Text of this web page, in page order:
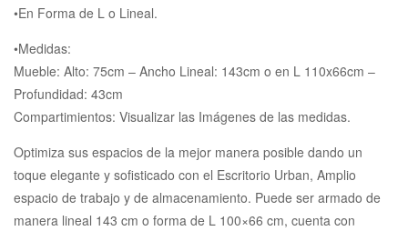
•En Forma de L o Lineal.
•Medidas:
Mueble: Alto: 75cm – Ancho Lineal: 143cm o en L 110x66cm –
Profundidad: 43cm
Compartimientos: Visualizar las Imágenes de las medidas.
Optimiza sus espacios de la mejor manera posible dando un
toque elegante y sofisticado con el Escritorio Urban, Amplio
espacio de trabajo y de almacenamiento. Puede ser armado de
manera lineal 143 cm o forma de L 100×66 cm, cuenta con